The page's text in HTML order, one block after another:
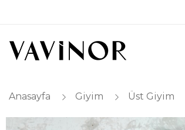
Anasayfa Giyim Üst Giyim